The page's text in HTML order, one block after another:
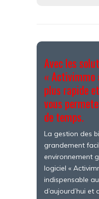
Avec les
«
plus rapide
vous
de temps.
La gestion des
grandement
environnement
logiciel «
indispensable
d’aujourd’hui et